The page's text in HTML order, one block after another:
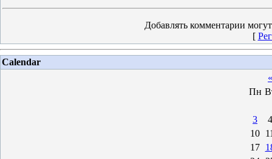
Добавлять комментарии
[
Calendar
«
Пн
3
4
10
17